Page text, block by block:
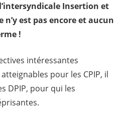
Insertion et
est pas encore et aucun
!
intéressantes
pour les CPIP, il
DPIP, pour qui les